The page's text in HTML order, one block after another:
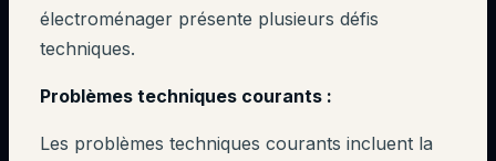
électroménager présente plusieurs défis
techniques.
Problèmes techniques courants :
Les problèmes techniques courants incluent la